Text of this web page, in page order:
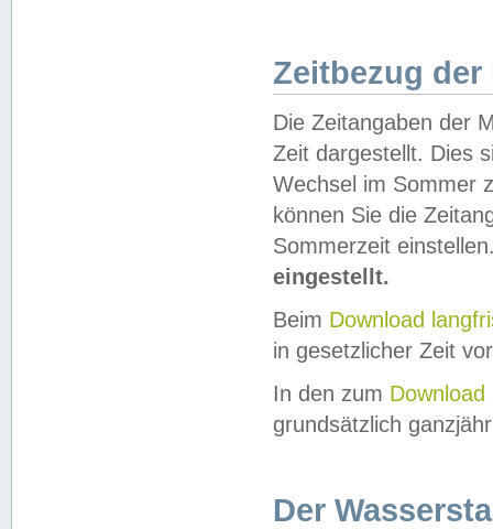
Zeitbezug der
Die Zeitangaben der
Zeit dargestellt. Dies
Wechsel im Sommer
können Sie die
Sommerzeit
eingestellt.
Beim Download
in gesetzlicher Zeit
In den zum Download
grundsätzlich
Der